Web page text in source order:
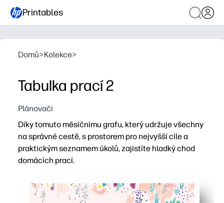
Printables
Domů>Kolekce>
Tabulka prací 2
Plánovači
Díky tomuto měsíčnímu grafu, který udržuje všechny
na správné cestě, s prostorem pro nejvyšší cíle a
praktickým seznamem úkolů, zajistíte hladký chod
domácích prací.
Tiskněte a jděte - není nutná žádná příprava, stačí
Měsíční snímek udržuje očekávání jasná, takže trávíte